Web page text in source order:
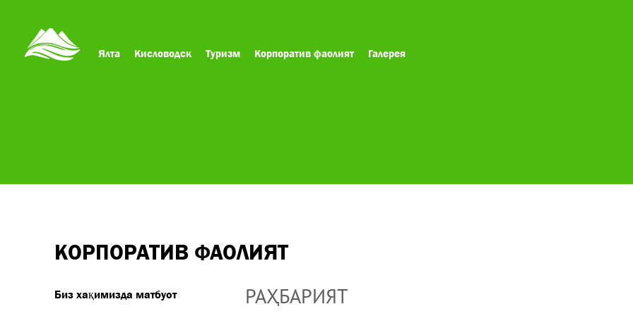
Ялта Кисловодск Туризм Корпоратив фаолият Галерея
КОРПОРАТИВ ФАОЛИЯТ
Биз хақимизда матбуот РАҲБАРИЯТ